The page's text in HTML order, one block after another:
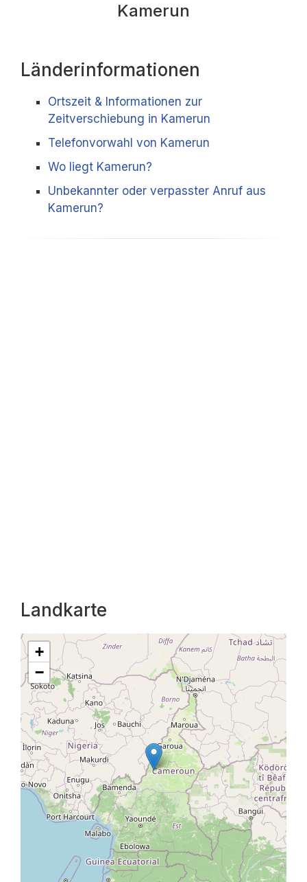
Kamerun
Länderinformationen
Ortszeit & Informationen zur
Zeitverschiebung in Kamerun
Telefonvorwahl von Kamerun
Wo liegt Kamerun?
Unbekannter oder verpasster Anruf aus
Kamerun?
Landkarte
+
−